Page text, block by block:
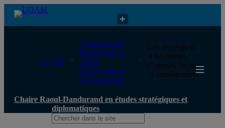
Chaire Raoul-Dandurand en études stratégiques et diplomatiques
UQAM
Chaire Raoul-
Dandurand en
études
stratégiques et
diplomatiques
Les résultats du
4 novembre :
Constats, leçons
et conséquences
Chaire Raoul-Dandurand en études stratégiques et
diplomatiques